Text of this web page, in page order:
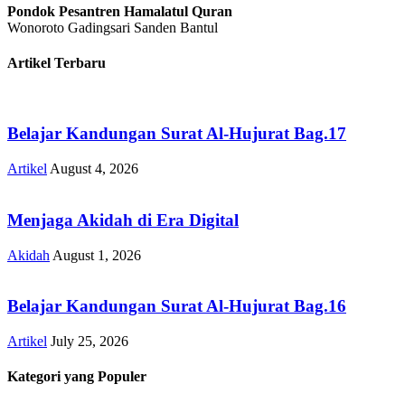
Pondok Pesantren Hamalatul Quran
Wonoroto Gadingsari Sanden Bantul
Artikel Terbaru
Belajar Kandungan Surat Al-Hujurat Bag.17
Artikel August 4, 2026
Menjaga Akidah di Era Digital
Akidah August 1, 2026
Belajar Kandungan Surat Al-Hujurat Bag.16
Artikel July 25, 2026
Kategori yang Populer